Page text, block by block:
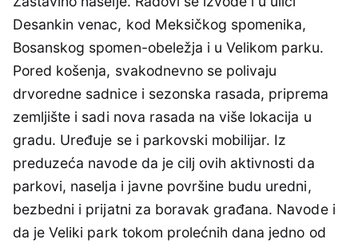
Desankin venac, kod Meksičkog spomenika,
Bosanskog spomen-obeležja i u Velikom parku.
Pored košenja, svakodnevno se polivaju
drvoredne sadnice i sezonska rasada, priprema
zemljište i sadi nova rasada na više lokacija u
gradu. Uređuje se i parkovski mobilijar. Iz
preduzeća navode da je cilj ovih aktivnosti da
parkovi, naselja i javne površine budu uredni,
bezbedni i prijatni za boravak građana. Navode i
da je Veliki park tokom prolećnih dana jedno od